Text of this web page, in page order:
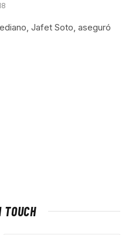
Jafet Soto, aseguró
TOUCH